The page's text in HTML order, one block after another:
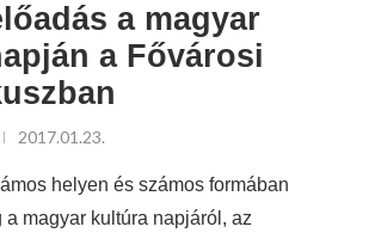
a magyar
a Fővárosi
2017.01.23.
helyen és számos formában
a magyar kultúra napjáról, az